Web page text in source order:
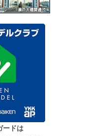
ードは